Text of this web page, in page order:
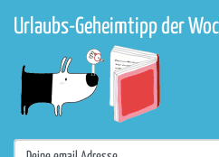
Urlaubs-Geheimtipp der